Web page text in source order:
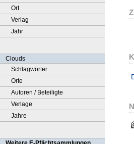
Ort
Verlag
Jahr
Clouds
Schlagwörter
Orte
Autoren / Beteiligte
Verlage
Jahre